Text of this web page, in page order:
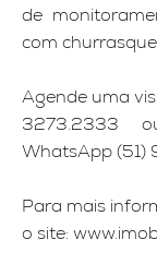
de
com
Agende uma
3273.2333
WhatsApp (51)
Para mais
o site: